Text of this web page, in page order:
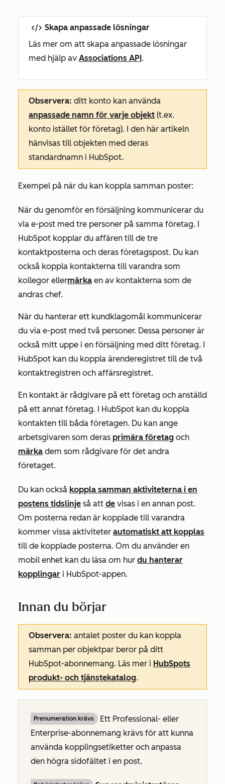
Skapa anpassade lösningar
Läs mer om att skapa anpassade lösningar
med hjälp av Associations API .
Observera: ditt konto kan använda
anpassade namn för varje objekt (t.ex.
konto istället för företag). I den här artikeln
hänvisas till objekten med deras
standardnamn i HubSpot.
Exempel på när du kan koppla samman poster:
När du genomför en försäljning kommunicerar du
via e-post med tre personer på samma företag. I
HubSpot kopplar du affären till de tre
kontaktposterna och deras företagspost. Du kan
också koppla kontakterna till varandra som
kollegor ellermärka en av kontakterna som de
andras chef.
När du hanterar ett kundklagomål kommunicerar
du via e-post med två personer. Dessa personer är
också mitt uppe i en försäljning med ditt företag. I
HubSpot kan du koppla ärenderegistret till de två
kontaktregistren och affärsregistret.
En kontakt är rådgivare på ett företag och anställd
på ett annat företag. I HubSpot kan du koppla
kontakten till båda företagen. Du kan ange
arbetsgivaren som deras primära företag och
märka dem som rådgivare för det andra
företaget.
Du kan också koppla samman aktiviteterna i en
postens tidslinje så att de visas i en annan post.
Om posterna redan är kopplade till varandra
kommer vissa aktiviteter automatiskt att kopplas
till de kopplade posterna. Om du använder en
mobil enhet kan du läsa om hur du hanterar
kopplingar i HubSpot-appen.
Innan du börjar
Observera: antalet poster du kan koppla
samman per objektpar beror på ditt
HubSpot-abonnemang. Läs mer i HubSpots
produkt- och tjänstekatalog.
Prenumeration krävs Ett Professional- eller
Enterprise-abonnemang krävs för att kunna
använda kopplingsetiketter och anpassa
den högra sidofältet i en post.